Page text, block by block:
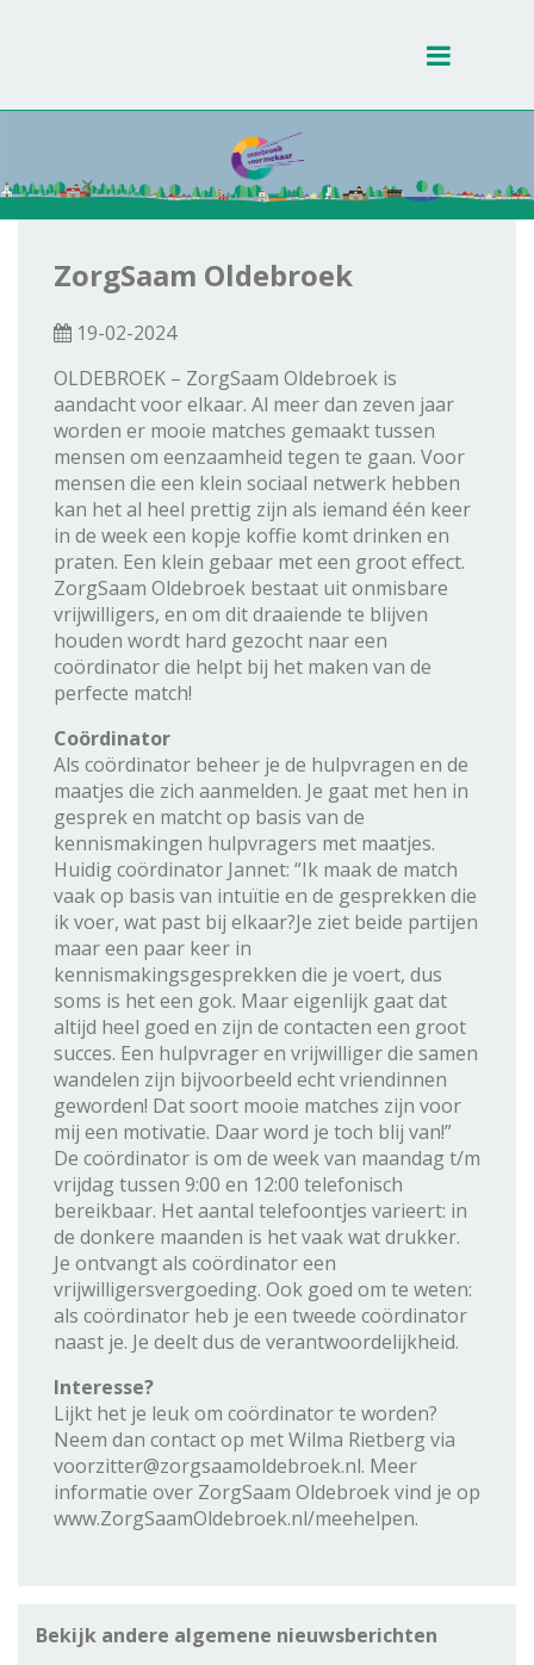
Toggle
ZorgSaam Oldebroek
19-02-2024
OLDEBROEK – ZorgSaam Oldebroek is
aandacht voor elkaar. Al meer dan zeven jaar
worden er mooie matches gemaakt tussen
mensen om eenzaamheid tegen te gaan. Voor
mensen die een klein sociaal netwerk hebben
kan het al heel prettig zijn als iemand één keer
in de week een kopje koffie komt drinken en
praten. Een klein gebaar met een groot effect.
ZorgSaam Oldebroek bestaat uit onmisbare
vrijwilligers, en om dit draaiende te blijven
houden wordt hard gezocht naar een
coördinator die helpt bij het maken van de
perfecte match!
Coördinator
Als coördinator beheer je de hulpvragen en de
maatjes die zich aanmelden. Je gaat met hen in
gesprek en matcht op basis van de
kennismakingen hulpvragers met maatjes.
Huidig coördinator Jannet: “Ik maak de match
vaak op basis van intuïtie en de gesprekken die
ik voer, wat past bij elkaar?Je ziet beide partijen
maar een paar keer in
kennismakingsgesprekken die je voert, dus
soms is het een gok. Maar eigenlijk gaat dat
altijd heel goed en zijn de contacten een groot
succes. Een hulpvrager en vrijwilliger die samen
wandelen zijn bijvoorbeeld echt vriendinnen
geworden! Dat soort mooie matches zijn voor
mij een motivatie. Daar word je toch blij van!”
De coördinator is om de week van maandag t/m
vrijdag tussen 9:00 en 12:00 telefonisch
bereikbaar. Het aantal telefoontjes varieert: in
de donkere maanden is het vaak wat drukker.
Je ontvangt als coördinator een
vrijwilligersvergoeding. Ook goed om te weten:
als coördinator heb je een tweede coördinator
naast je. Je deelt dus de verantwoordelijkheid.
Interesse?
Lijkt het je leuk om coördinator te worden?
Neem dan contact op met Wilma Rietberg via
voorzitter@zorgsaamoldebroek.nl. Meer
informatie over ZorgSaam Oldebroek vind je op
www.ZorgSaamOldebroek.nl/meehelpen.
Bekijk andere algemene nieuwsberichten